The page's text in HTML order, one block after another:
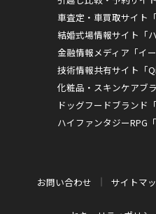
車査定・車買取サイト
結婚式場情報サイト「ハ
金融情報メディア「イー
技術情報共有サイト「
化粧品・スキンケアブ
ドッグフードブランド「
ハイファンタジーRPG
お問い合わせ サイトマ